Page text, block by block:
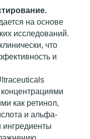
на основе
исследований.
что
и
как ретинол,
и альфа-
ингредиенты